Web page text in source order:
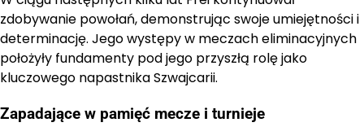
zdobywanie powołań, demonstrując swoje umiejętności i
determinację. Jego występy w meczach eliminacyjnych
położyły fundamenty pod jego przyszłą rolę jako
kluczowego napastnika Szwajcarii.
Zapadające w pamięć mecze i turnieje